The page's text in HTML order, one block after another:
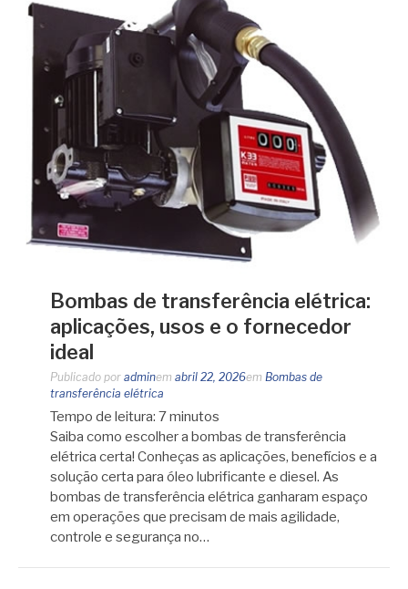
Bombas de transferência elétrica:
aplicações, usos e o fornecedor
ideal
Publicado por adminem abril 22, 2026em Bombas de
transferência elétrica
Tempo de leitura: 7minutos
Saiba como escolher a bombas de transferência
elétrica certa! Conheças as aplicações, benefícios e a
solução certa para óleo lubrificante e diesel. As
bombas de transferência elétrica ganharam espaço
em operações que precisam de mais agilidade,
controle e segurança no…